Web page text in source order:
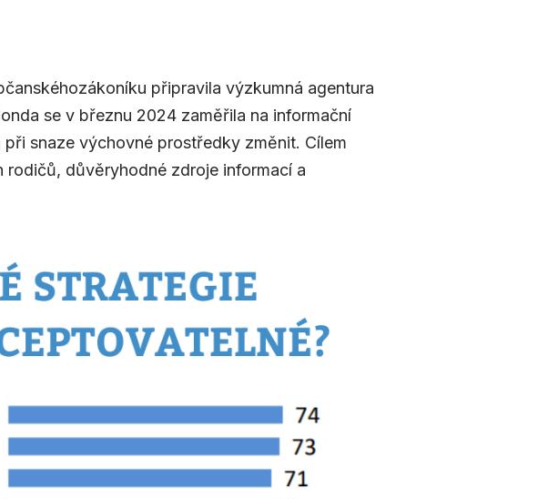
připravila výzkumná agentura
se v březnu 2024 zaměřila na informační
snaze výchovné prostředky změnit. Cílem
důvěryhodné zdroje informací a